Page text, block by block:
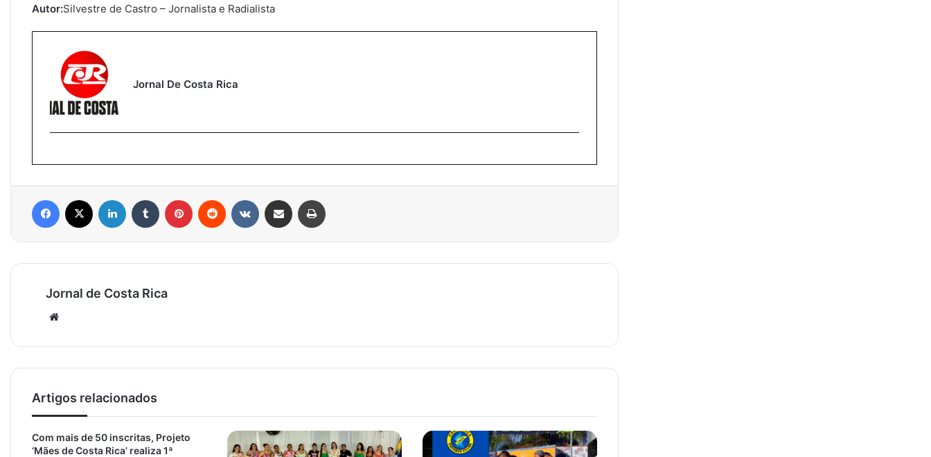
Autor:Silvestre de Castro – Jornalista e Radialista
Jornal De Costa Rica
Facebook Linkedin Tumblr Pinterest Reddit Compartilhar via e-mail
Jornal de Costa Rica
Artigos relacionados
Com mais de 50 inscritas, Projeto
‘Mães de Costa Rica’ realiza 1ª